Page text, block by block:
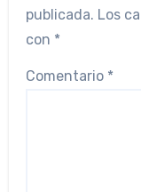
publicada. Los
con *
Comentario *